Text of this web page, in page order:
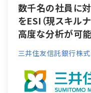
数千名の社員に
をESI（現スキル
高度な分析が可
三井住友信託銀行株